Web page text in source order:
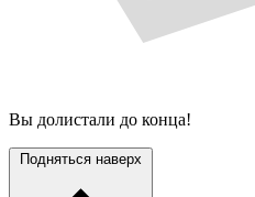
Вы долистали до конца!